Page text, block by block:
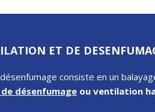
ET DE
consiste en un
désenfumage ou ventilation